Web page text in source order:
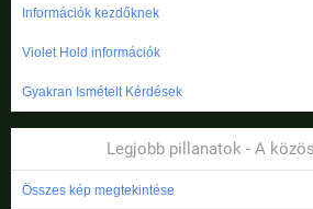
Információk kezdőknek
Violet Hold információk
Gyakran Ismételt Kérdések
Legjobb pillanatok - A
Összes kép megtekintése